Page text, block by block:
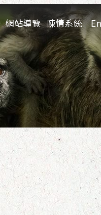
網站導覽 陳情系統